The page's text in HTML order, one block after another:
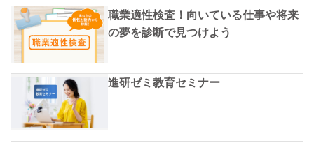
職業適性検査！向いている仕事や将来
の夢を診断で見つけよう
進研ゼミ教育セミナー